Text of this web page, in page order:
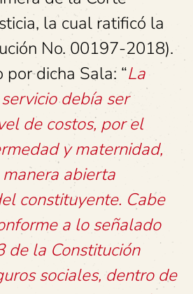
la cual ratificó la
No. 00197-2018).
dicha Sala: “La
debía ser
de costos, por el
y maternidad,
abierta
constituyente. Cabe
a lo señalado
de la Constitución
sociales, dentro de